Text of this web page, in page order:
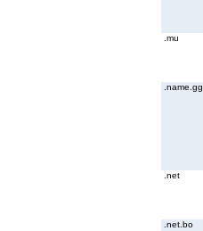
.mu
.name.gg
.net
.net.bo